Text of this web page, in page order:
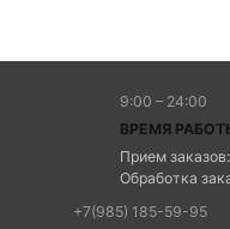
9:00 – 24:00
ВРЕМЯ
Прием
Обработка
+7(985) 185-59-95